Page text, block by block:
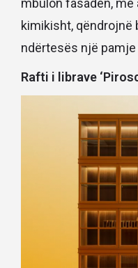
mbulon fasadën,
kimikisht, qëndrojnë
ndërtesës një
Rafti i librave